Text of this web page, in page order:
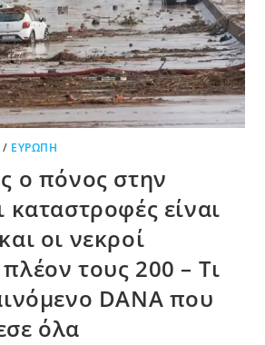
/ ΕΥΡΏΠΗ
ο πόνος στην
καταστροφές είναι
οι νεκροί
τους 200 – Τι
DANA που
όλα